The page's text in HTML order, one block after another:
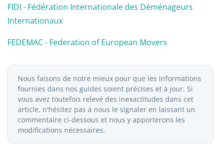
FIDI - Fédération Internationale des Déménageurs
Internationaux
FEDEMAC - Federation of European Movers
Nous faisons de notre mieux pour que les informations
fournies dans nos guides soient précises et à jour. Si
vous avez toutefois relevé des inexactitudes dans cet
article, n'hésitez pas à nous le signaler en laissant un
commentaire ci-dessous et nous y apporterons les
modifications nécessaires.